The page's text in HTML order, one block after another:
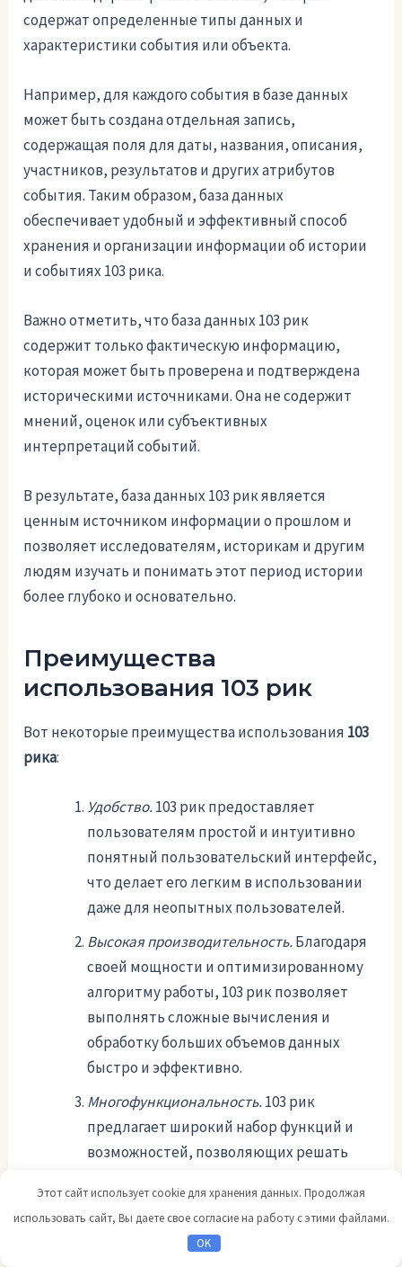
содержат определенные типы данных и
характеристики события или объекта.
Например, для каждого события в базе данных
может быть создана отдельная запись,
содержащая поля для даты, названия, описания,
участников, результатов и других атрибутов
события. Таким образом, база данных
обеспечивает удобный и эффективный способ
хранения и организации информации об истории
и событиях 103 рика.
Важно отметить, что база данных 103 рик
содержит только фактическую информацию,
которая может быть проверена и подтверждена
историческими источниками. Она не содержит
мнений, оценок или субъективных
интерпретаций событий.
В результате, база данных 103 рик является
ценным источником информации о прошлом и
позволяет исследователям, историкам и другим
людям изучать и понимать этот период истории
более глубоко и основательно.
Преимущества
использования 103 рик
Вот некоторые преимущества использования 103
рика:
Удобство.103 рик предоставляет
пользователям простой и интуитивно
понятный пользовательский интерфейс,
что делает его легким в использовании
даже для неопытных пользователей.
Высокая производительность.Благодаря
своей мощности и оптимизированному
алгоритму работы, 103 рик позволяет
выполнять сложные вычисления и
обработку больших объемов данных
быстро и эффективно.
Многофункциональность.103 рик
предлагает широкий набор функций и
возможностей, позволяющих решать
финансовых расчетов до обработки
текста и создания графиков.
Этот сайт использует cookie для хранения данных. Продолжая
использовать сайт, Вы даете свое согласие на работу с этими файлами.
OK